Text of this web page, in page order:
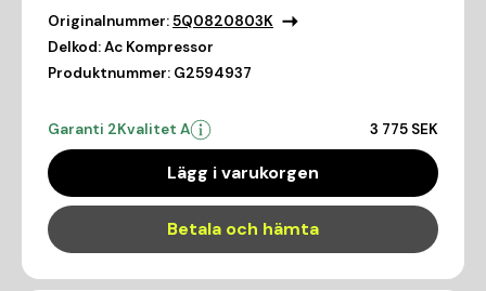
Originalnummer:5Q0820803K
Delkod:Ac Kompressor
Produktnummer: G2594937
Garanti 2Kvalitet A 3 775 SEK
Lägg i varukorgen
Betala och hämta